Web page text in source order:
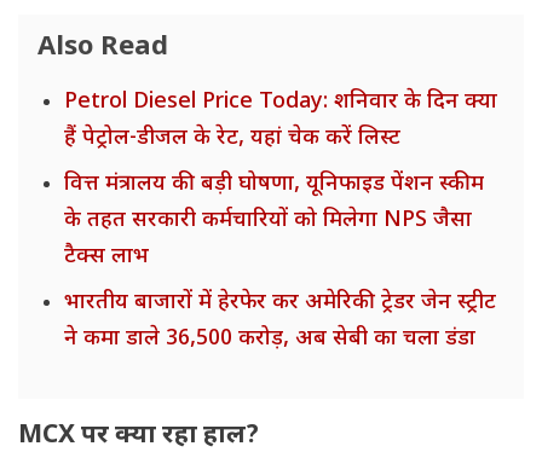
Also Read
Petrol Diesel Price Today: शनिवार के दिन क्या
हैं पेट्रोल-डीजल के रेट, यहां चेक करें लिस्ट
वित्त मंत्रालय की बड़ी घोषणा, यूनिफाइड पेंशन स्कीम
के तहत सरकारी कर्मचारियों को मिलेगा NPS जैसा
टैक्स लाभ
भारतीय बाजारों में हेरफेर कर अमेरिकी ट्रेडर जेन स्ट्रीट
ने कमा डाले 36,500 करोड़, अब सेबी का चला डंडा
MCX पर क्या रहा हाल?